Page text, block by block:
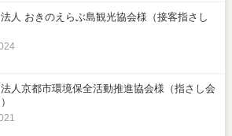
人 おきのえらぶ島観光協会様（接客指さし
人京都市環境保全活動推進協会様（指さし会